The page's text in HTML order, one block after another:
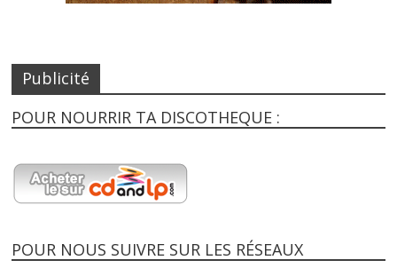
Publicité
POUR NOURRIR TA DISCOTHEQUE :
POUR NOUS SUIVRE SUR LES RÉSEAUX